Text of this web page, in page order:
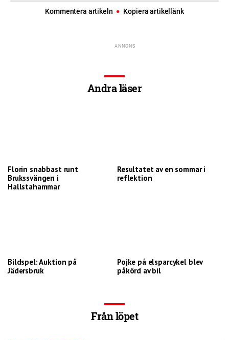
Kommentera artikeln Kopiera artikellänk
Andra läser
Florin snabbast runt
Brukssvängen i
Hallstahammar
Resultatet av en sommar i
reflektion
Bildspel: Auktion på
Jädersbruk
Pojke på elsparcykel blev
påkörd av bil
Från löpet